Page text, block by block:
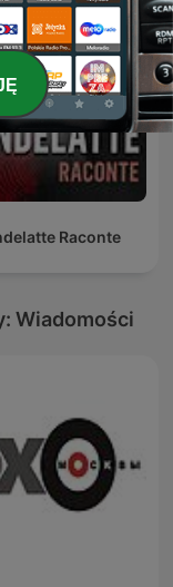
Raconte
Wiadomości